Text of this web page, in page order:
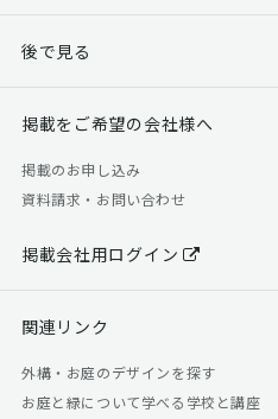
後で見る
掲載をご希望の会社様へ
掲載のお申し込み
資料請求・お問い合わせ
掲載会社用ログイン
関連リンク
外構・お庭のデザインを探す
お庭と緑について学べる学校と講座